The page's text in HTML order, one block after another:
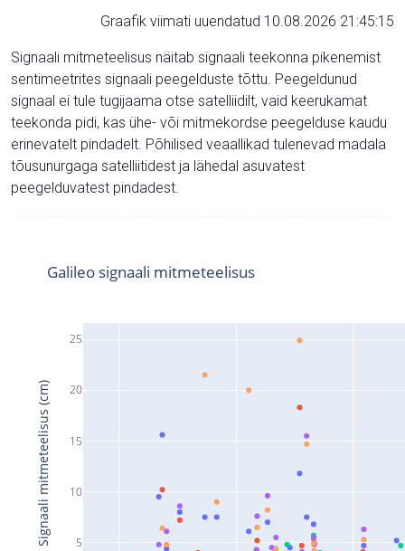
Graafik viimati uuendatud 10.08.2026 21:45:15
Signaali mitmeteelisus näitab signaali teekonna pikenemist
sentimeetrites signaali peegelduste tõttu. Peegeldunud
signaal ei tule tugijaama otse satelliidilt, vaid keerukamat
teekonda pidi, kas ühe- või mitmekordse peegelduse kaudu
erinevatelt pindadelt. Põhilised veaallikad tulenevad madala
tõusunurgaga satelliitidest ja lähedal asuvatest
peegelduvatest pindadest.
5
10
15
20
25
Galileo signaali mitmeteelisus
Signaali mitmeteelisus (cm)